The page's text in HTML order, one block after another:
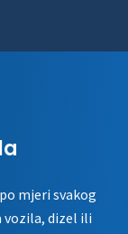
mjeri svakog
vozila, dizel ili